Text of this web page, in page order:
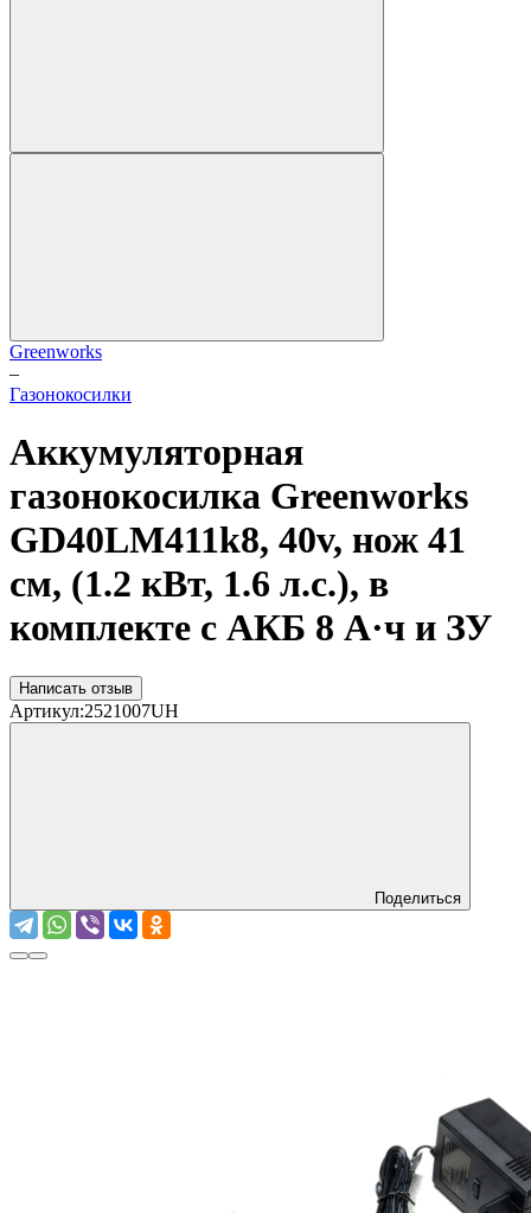
Greenworks
–
Газонокосилки
Аккумуляторная
газонокосилка Greenworks
GD40LM411k8, 40v, нож 41
см, (1.2 кВт, 1.6 л.с.), в
комплекте с АКБ 8 А·ч и ЗУ
Написать отзыв
Артикул:2521007UH
Поделиться